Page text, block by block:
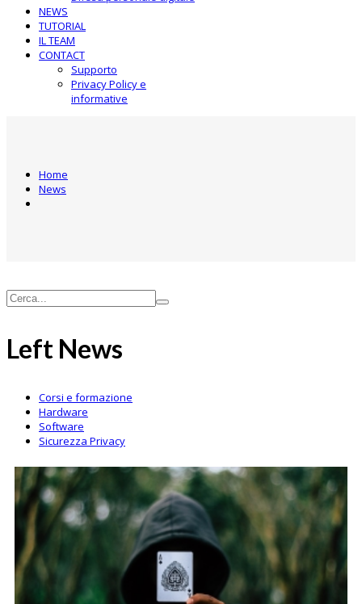
NEWS
TUTORIAL
IL TEAM
CONTACT
Supporto
Privacy Policy e
informative
Home
News
Left News
Corsi e formazione
Hardware
Software
Sicurezza Privacy